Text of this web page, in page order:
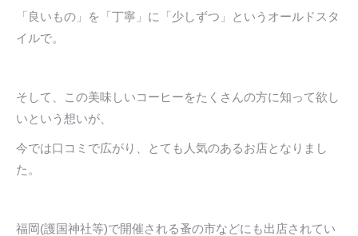
「良いもの」を「丁寧」に「少しずつ」というオールドスタ
イルで。
そして、この美味しいコーヒーをたくさんの方に知って欲し
いという想いが、
今では口コミで広がり、とても人気のあるお店となりまし
た。
福岡(護国神社等)で開催される蚤の市などにも出店されてい